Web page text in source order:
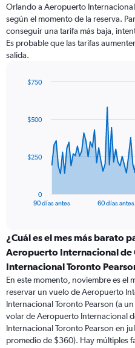
Orlando a Aeropuerto
según el momento de la reserva.
conseguir una tarifa más baja,
Es probable que las tarifas
salida.
data
The
categories.
Range:
91
categories.
The
chart
has
1
Y
axis
90 días antes 60 días antes
0
$250
$500
$750
¿Cuál es el mes más barato
Aeropuerto Internacional
Internacional Toronto
En este momento, noviembre es el
reservar un vuelo de Aeropuerto
Internacional Toronto Pearson (a
volar de Aeropuerto Internacional
Internacional Toronto Pearson en
promedio de $360). Hay múltiples